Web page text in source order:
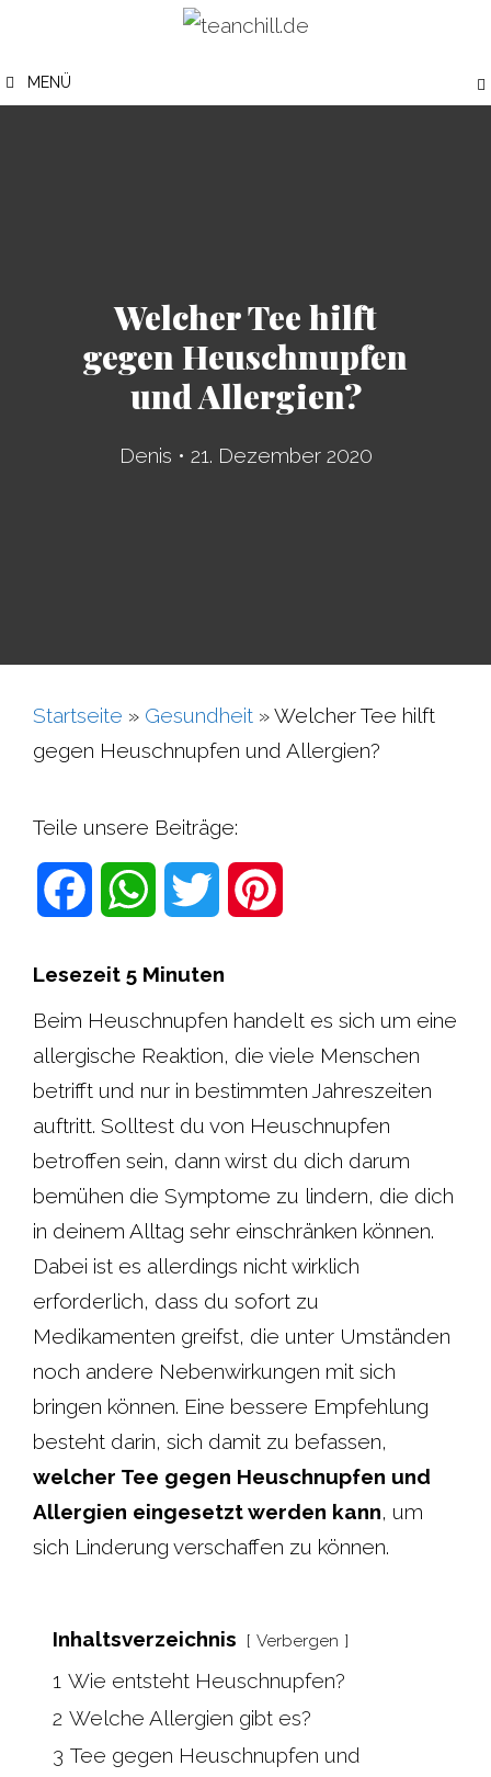
springen
MENÜ
Welcher Tee hilft
gegen Heuschnupfen
und Allergien?
Denis • 21. Dezember 2020
Startseite » Gesundheit »Welcher Tee hilft
gegen Heuschnupfen und Allergien?
Teile unsere Beiträge:
e
o
k
W
t
A
p
t
e
t
r
e
s
t
Lesezeit 5 Minuten
Beim Heuschnupfen handelt es sich um eine
allergische Reaktion, die viele Menschen
betrifft und nur in bestimmten Jahreszeiten
auftritt. Solltest du von Heuschnupfen
betroffen sein, dann wirst du dich darum
bemühen die Symptome zu lindern, die dich
in deinem Alltag sehr einschränken können.
Dabei ist es allerdings nicht wirklich
erforderlich, dass du sofort zu
Medikamenten greifst, die unter Umständen
noch andere Nebenwirkungen mit sich
bringen können. Eine bessere Empfehlung
besteht darin, sich damit zu befassen,
welcher Tee gegen Heuschnupfen und
Allergien eingesetzt werden kann, um
sich Linderung verschaffen zu können.
Inhaltsverzeichnis Verbergen
1 Wie entsteht Heuschnupfen?
2 Welche Allergien gibt es?
3 Tee gegen Heuschnupfen und